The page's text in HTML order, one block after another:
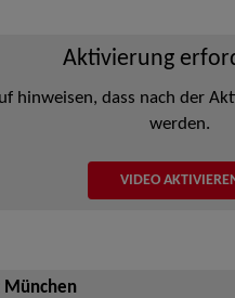
Aktivierung
hinweisen, dass nach der
werden.
VIDEO
München